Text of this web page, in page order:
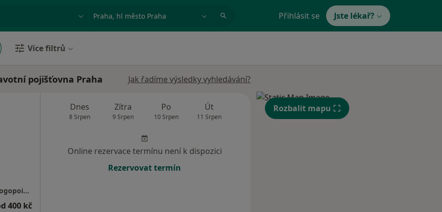
Město nebo region Přihlásit se Jste lékař?
Více filtrů
pojišťovna Praha Jak řadíme výsledky vyhledávání?
Ordinace klinické logopedie a ergoterapie Logopoint- Mgr. Hana Jirsová
400 kč
Dnes
8 Srpen
Zítra
9 Srpen
Po
10 Srpen
Út
11 Srpen
Čt Pá
14 Srpen
Online rezervace termínu není k dispozici
Rezervovat termín
Rozbalit mapu